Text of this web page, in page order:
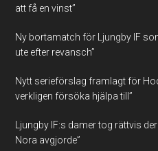
att få en vinst”
Ny bortamatch för Ljungby IF
ute efter revansch”
Nytt serieförslag framlagt för
verkligen försöka hjälpa till”
Ljungby IF:s damer tog rättvis
Nora avgjorde”